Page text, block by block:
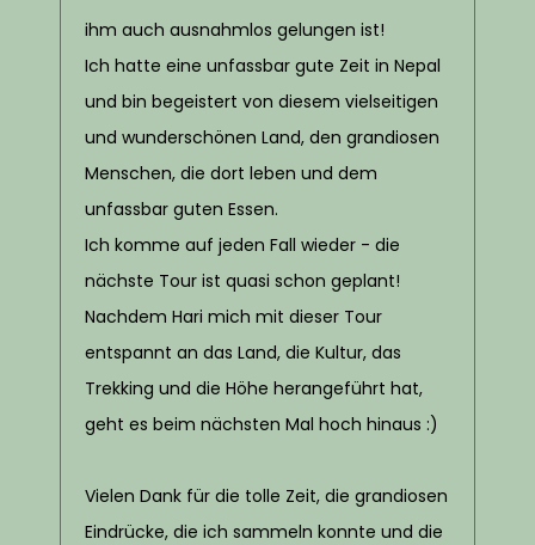
ihm auch ausnahmlos gelungen ist!
Ich hatte eine unfassbar gute Zeit in Nepal
und bin begeistert von diesem vielseitigen
und wunderschönen Land, den grandiosen
Menschen, die dort leben und dem
unfassbar guten Essen.
Ich komme auf jeden Fall wieder - die
nächste Tour ist quasi schon geplant!
Nachdem Hari mich mit dieser Tour
entspannt an das Land, die Kultur, das
Trekking und die Höhe herangeführt hat,
geht es beim nächsten Mal hoch hinaus :)
Vielen Dank für die tolle Zeit, die grandiosen
Eindrücke, die ich sammeln konnte und die